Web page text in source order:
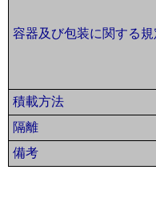
容器及び包装に関する規
積載方法
隔離
備考